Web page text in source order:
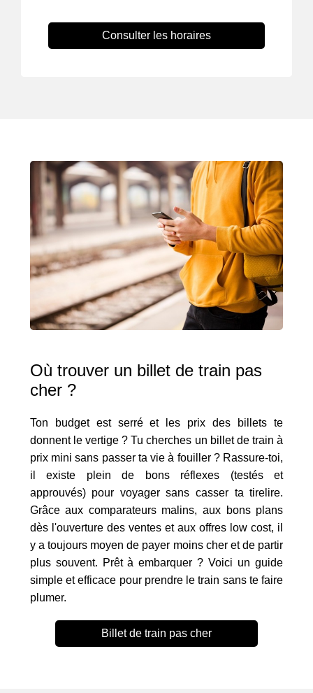
Consulter les horaires
Où trouver un billet de train pas
cher ?
Ton budget est serré et les prix des billets te
donnent le vertige ? Tu cherches un billet de train à
prix mini sans passer ta vie à fouiller ? Rassure-toi,
il existe plein de bons réflexes (testés et
approuvés) pour voyager sans casser ta tirelire.
Grâce aux comparateurs malins, aux bons plans
dès l'ouverture des ventes et aux offres low cost, il
y a toujours moyen de payer moins cher et de partir
plus souvent. Prêt à embarquer ? Voici un guide
simple et efficace pour prendre le train sans te faire
plumer.
Billet de train pas cher